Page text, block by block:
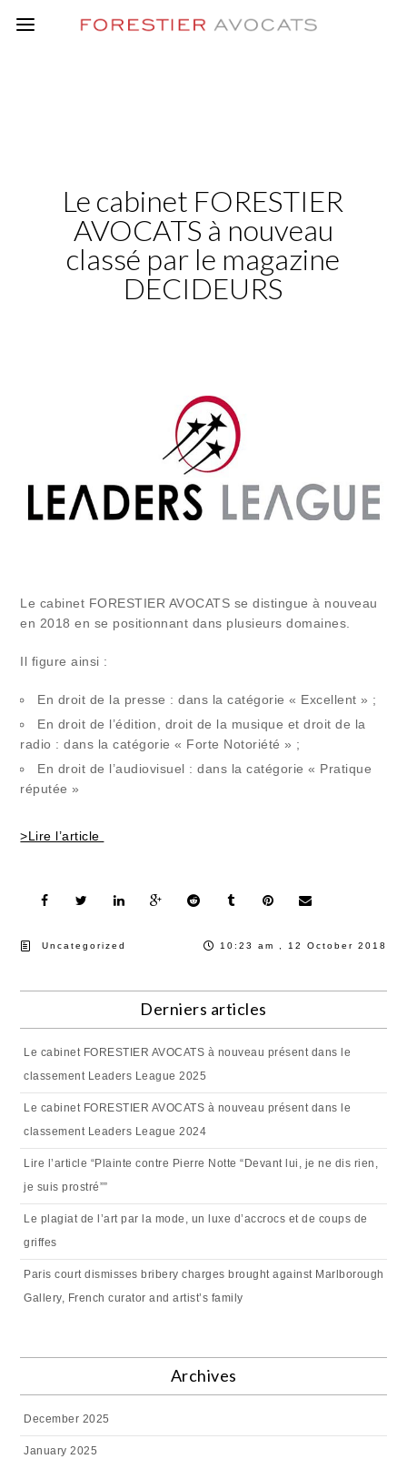
Le cabinet FORESTIER
AVOCATS à nouveau
classé par le magazine
DECIDEURS
Le cabinet FORESTIER AVOCATS se distingue à nouveau
en 2018 en se positionnant dans plusieurs domaines.
Il figure ainsi :
En droit de la presse : dans la catégorie « Excellent » ;
En droit de l’édition, droit de la musique et droit de la
radio : dans la catégorie « Forte Notoriété » ;
En droit de l’audiovisuel : dans la catégorie « Pratique
réputée »
>Lire l’article
Uncategorized 10:23 am , 12 October 2018
Derniers articles
Le cabinet FORESTIER AVOCATS à nouveau présent dans le
classement Leaders League 2025
Le cabinet FORESTIER AVOCATS à nouveau présent dans le
classement Leaders League 2024
Lire l’article “Plainte contre Pierre Notte “Devant lui, je ne dis rien,
je suis prostré””
Le plagiat de l’art par la mode, un luxe d’accrocs et de coups de
griffes
Paris court dismisses bribery charges brought against Marlborough
Gallery, French curator and artist’s family
Archives
December 2025
January 2025